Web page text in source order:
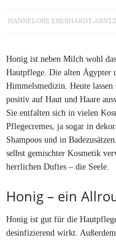
HANNELORE EBERHARDT-
Honig ist neben Milch wohl
Hautpflege. Die alten Ägypter
Himmelsmedizin. Heute
positiv auf Haut und Haare
Sie entfalten sich in vielen
Pflegecremes, ja sogar in
Shampoos und in
selbst gemischter Kosmetik
herrlichen Duftes – die Seele.
Honig – ein
Honig ist gut für die
desinfizierend wirkt.